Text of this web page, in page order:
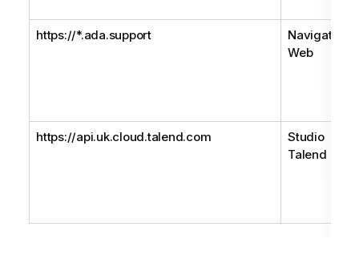
https://*.ada.support
Navigateur
Web
https://api.uk.cloud.talend.com
Studio
Talend